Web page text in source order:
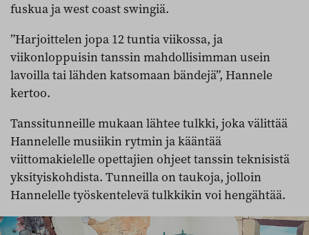
fuskua ja west coast swingiä.
”Harjoittelen jopa 12 tuntia viikossa, ja
viikonloppuisin tanssin mahdollisimman usein
lavoilla tai lähden katsomaan bändejä”, Hannele
kertoo.
Tanssitunneille mukaan lähtee tulkki, joka välittää
Hannelelle musiikin rytmin ja kääntää
viittomakielelle opettajien ohjeet tanssin teknisistä
yksityiskohdista. Tunneilla on taukoja, jolloin
Hannelelle työskentelevä tulkkikin voi hengähtää.